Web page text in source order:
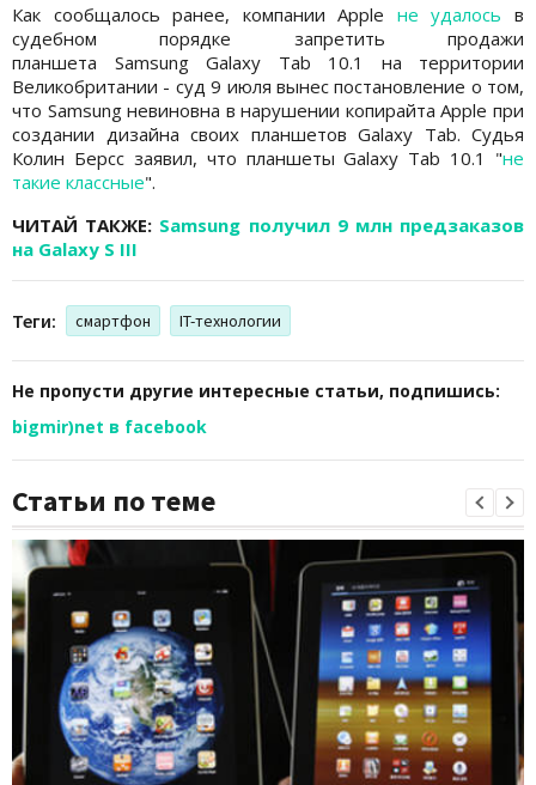
Как сообщалось ранее, компании Apple не удалось в
судебном порядке запретить продажи
планшета Samsung Galaxy Tab 10.1 на территории
Великобритании - суд 9 июля вынес постановление о том,
что Samsung невиновна в нарушении копирайта Apple при
создании дизайна своих планшетов Galaxy Tab. Судья
Колин Берсс заявил, что планшеты Galaxy Tab 10.1 "не
такие классные".
ЧИТАЙ ТАКЖЕ: Samsung получил 9 млн предзаказов
на Galaxy S III
Теги: смартфон IT-технологии
Не пропусти другие интересные статьи, подпишись:
bigmir)net в facebook
Статьи по теме